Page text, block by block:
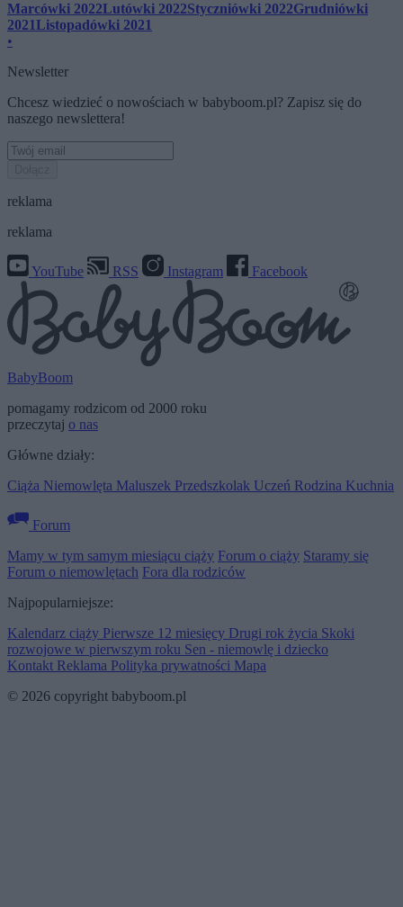
Marcówki 2022Lutówki 2022Styczniówki 2022Grudniówki
2021Listopadówki 2021
•
Newsletter
Chcesz wiedzieć o nowościach w babyboom.pl? Zapisz się do
naszego newslettera!
reklama
reklama
YouTube RSS Instagram Facebook
BabyBoom
pomagamy rodzicom od 2000 roku
przeczytaj o nas
Główne działy:
Ciąża Niemowlęta Maluszek Przedszkolak Uczeń Rodzina Kuchnia
Forum
Mamy w tym samym miesiącu ciąży Forum o ciąży Staramy się
Forum o niemowlętach Fora dla rodziców
Najpopularniejsze:
Kalendarz ciąży Pierwsze 12 miesięcy Drugi rok życia Skoki
rozwojowe w pierwszym roku Sen - niemowlę i dziecko
Kontakt Reklama Polityka prywatności Mapa
© 2026 copyright babyboom.pl